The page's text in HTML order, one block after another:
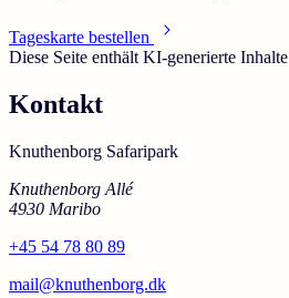
Tageskarte bestellen
Diese Seite enthält KI-generierte Inhalte
Kontakt
Knuthenborg Safaripark
Knuthenborg Allé
4930 Maribo
+45 54 78 80 89
mail@knuthenborg.dk